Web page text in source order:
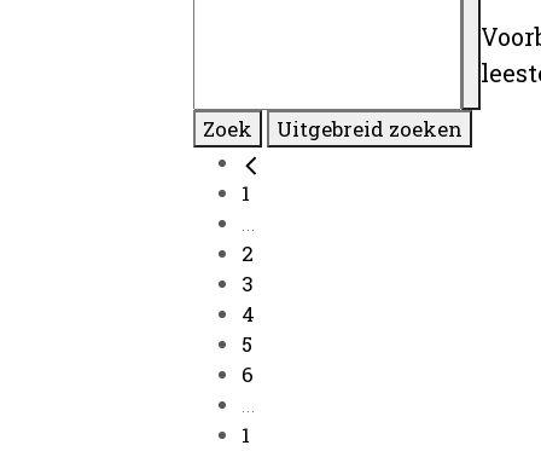
Zoek Uitgebreid zoeken
1
...
2
3
4
5
6
...
1